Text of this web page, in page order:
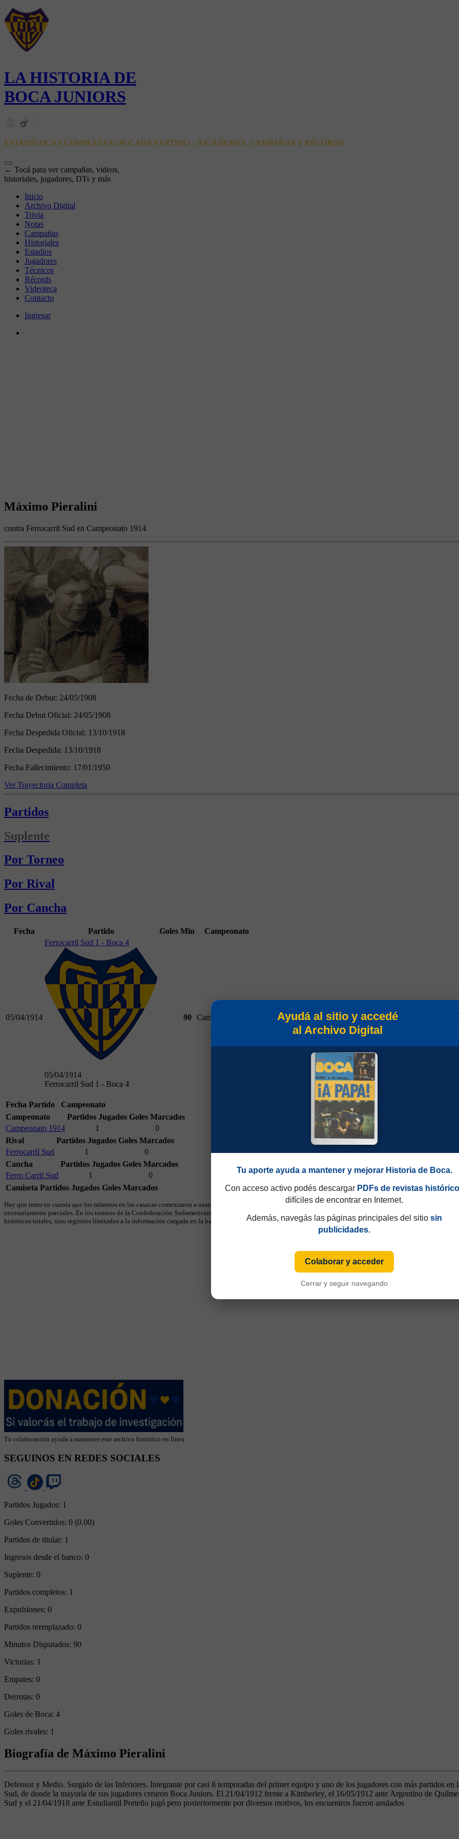
LA HISTORIA DE
BOCA JUNIORS
ESTADÍSTICAS COMPLETAS DE CADA PARTIDO - JUGADORES, CAMPAÑAS Y RÉCORDS
← Tocá para ver campañas, videos,
historiales, jugadores, DTs y más
Inicio
Archivo Digital
Trivia
Notas
Campañas
Historiales
Estadios
Jugadores
Técnicos
Récords
Videoteca
Contacto
Ingresar
Máximo Pieralini
contra Ferrocarril Sud en Campeonato 1914
Fecha de Debut: 24/05/1908
Fecha Debut Oficial: 24/05/1908
Fecha Despedida Oficial: 13/10/1918
Fecha Despedida: 13/10/1918
Fecha Fallecimiento: 17/01/1950
Ver Trayectoria Completa
Partidos
Suplente
Por Torneo
Por Rival
Por Cancha
Fecha Partido Goles Min Campeonato
05/04/1914
Ferrocarril Sud 1 - Boca 4
05/04/1914
Ferrocarril Sud 1 - Boca 4
90 Campeonato 1914
Fecha Partido
Campeonato
Campeonato
Partidos Jugados Goles Marcados
Campeonato 1914
1
0
Rival
Partidos Jugados Goles Marcados
Ferrocarril Sud
1
0
Cancha
Partidos Jugados Goles Marcados
Ferro Carril Sud
1
0
Camiseta Partidos Jugados Goles Marcados
Hay que tener en cuenta que los números en las casacas comenzaron a usarse en 1949 y que hasta 1997 eran consecutivos, no fijos. Esa información aparecía sólo
necesariamente parciales. En los torneos de la Confederación Sudamericana se utiliza numeración fija desde sus primeras ediciones y, cuando ese dato está
históricos totales, sino registros limitados a la información cargada en la base.
Tu colaboración ayuda a mantener este archivo histórico en línea
SEGUINOS EN REDES SOCIALES
Partidos Jugados: 1
Goles Convertidos: 0 (0.00)
Partidos de titular: 1
Ingresos desde el banco: 0
Suplente: 0
Partidos completos: 1
Expulsiones: 0
Partidos reemplazado: 0
Minutos Disputados: 90
Victorias: 1
Empates: 0
Derrotas: 0
Goles de Boca: 4
Goles rivales: 1
Biografía de Máximo Pieralini
Defensor y Medio. Surgido de las Inferiores. Integrante por casi 8 temporadas del primer equipo y uno de los jugadores con más partidos
Sud, de donde la mayoría de sus jugadores crearon Boca Juniors. El 21/04/1912 frente a Kimberley, el 16/05/1912 ante Argentino de
Sud y el 21/04/1918 ante Estudiantil Porteño jugó pero posteriormente por diversos motivos, los encuentros fueron anulados
Ayudá al sitio y accedé
al Archivo Digital
Tu aporte ayuda a mantener y mejorar Historia de Boca.
Con acceso activo podés descargar PDFs de revistas
difíciles de encontrar en Internet.
Además, navegás las páginas principales del sitio sin
publicidades.
Colaborar y acceder
Cerrar y seguir navegando